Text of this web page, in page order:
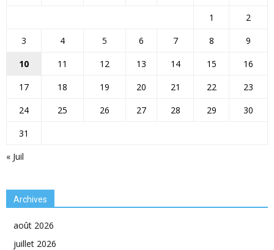
« Juil
1
2
3
4 5 6 7 8
9
10
11 12 13 14 15
16
17
18 19 20 21 22
23
24
25 26 27 28 29
30
31
Archives
août 2026
juillet 2026